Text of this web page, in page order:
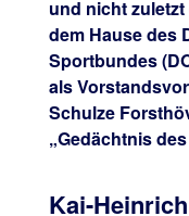
und nicht
dem Hause des
Sportbundes
als
Schulze
„Gedächtnis
Kai-